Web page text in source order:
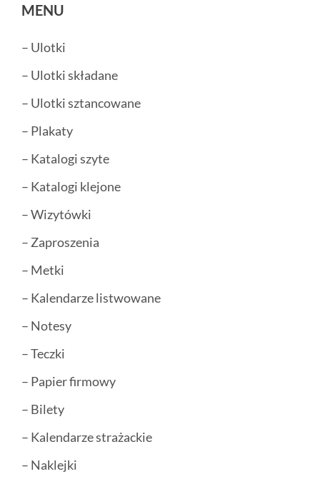
MENU
– Ulotki
– Ulotki składane
– Ulotki sztancowane
– Plakaty
– Katalogi szyte
– Katalogi klejone
– Wizytówki
– Zaproszenia
– Metki
– Kalendarze listwowane
– Notesy
– Teczki
– Papier firmowy
– Bilety
– Kalendarze strażackie
– Naklejki